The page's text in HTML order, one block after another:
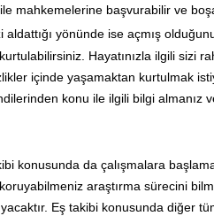
mahkemelerine başvurabilir ve
yönünde ise açmış
Hayatınızla ilgili sizi
içinde yaşamaktan kurtulmak
konu ile ilgili bilgi almanız
konusunda da çalışmalara
araştırma sürecini
Eş takibi konusunda diğer